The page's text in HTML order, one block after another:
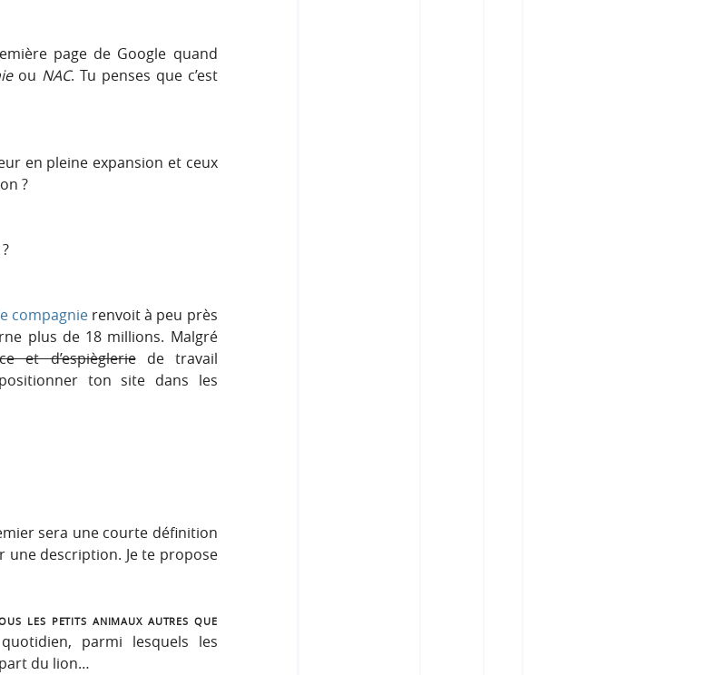
page de Google quand
ou NAC. Tu penses que c’est
en pleine expansion et ceux
?
compagnie renvoit à peu près
plus de 18 millions. Malgré
et d’espiègleriede travail
ton site dans les
sera une courte définition
une description. Je te propose
les petits animaux autres que
parmi lesquels les
du lion…